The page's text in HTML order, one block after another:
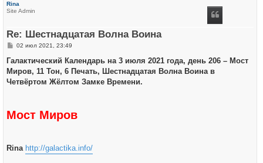
Rina
Site Admin
Re: Шестнадцатая Волна Воина
С
о
щ
е
02 июл 2021, 23:49
Галактический Календарь на 3 июля 2021 года, день 206 – Мост
Миров, 11 Тон, 6 Печать, Шестнадцатая Волна Воина в
Четвёртом Жёлтом Замке Времени.
Мост Миров
Rina http://galactika.info/